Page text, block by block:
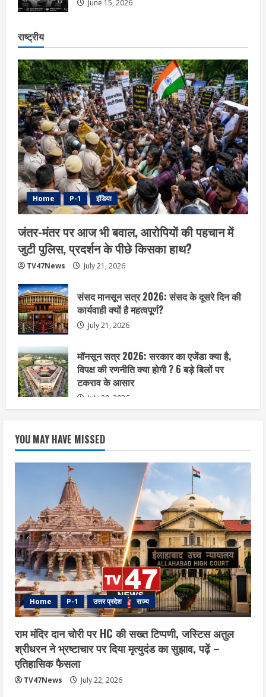
June 15, 2026
राष्ट्रीय
Home P-1 इंडिया
जंतर-मंतर पर आज भी बवाल, आरोपियों की पहचान में
जुटी पुलिस, प्रदर्शन के पीछे किसका हाथ?
TV47News July 21, 2026
संसद मानसून सत्र 2026: संसद के दूसरे दिन की
कार्यवाही क्यों है महत्वपूर्ण?
July 21, 2026
मॉनसून सत्र 2026: सरकार का एजेंडा क्या है,
विपक्ष की रणनीति क्या होगी ? 6 बड़े बिलों पर
टकराव के आसार
July 20, 2026
YOU MAY HAVE MISSED
Home P-1 उत्तर प्रदेश राज्य
राम मंदिर दान चोरी पर HC की सख्त टिप्पणी, जस्टिस अतुल
श्रीधरन ने भ्रष्टाचार पर द‍िया मृत्युदंड का सुझाव, पढ़ें –
एत‍िहास‍िक फैसला
TV47News July 22, 2026